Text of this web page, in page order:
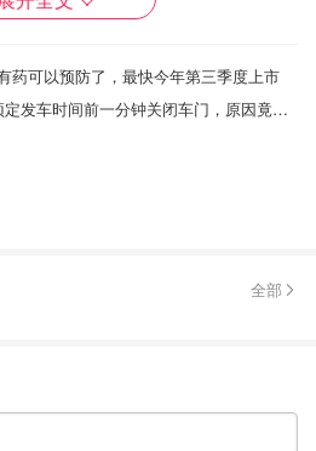
药可以预防了，最快今年第三季度上市
GO Trains将开始在预定发车时间前一分钟关闭车门，原因竟是……
全部